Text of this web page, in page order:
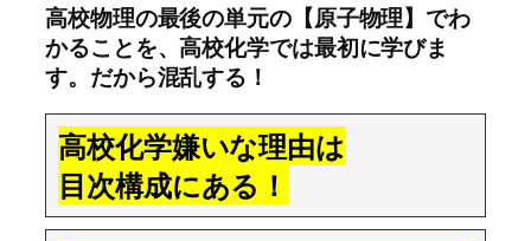
高校物理の最後の単元の【原子物理】でわ
かることを、高校化学では最初に学びま
す。だから混乱する！
高校化学嫌いな理由は
目次構成にある！